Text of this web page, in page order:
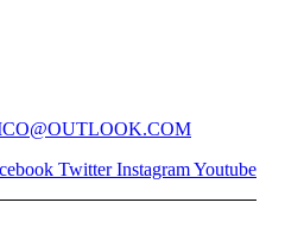
Twitter InstagramYoutube